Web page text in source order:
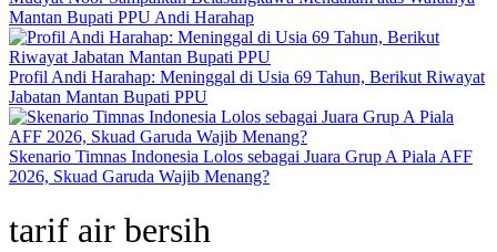
Mantan Bupati PPU Andi Harahap
Profil Andi Harahap: Meninggal di Usia 69 Tahun, Berikut Riwayat
Jabatan Mantan Bupati PPU
Skenario Timnas Indonesia Lolos sebagai Juara Grup A Piala AFF
2026, Skuad Garuda Wajib Menang?
tarif air bersih